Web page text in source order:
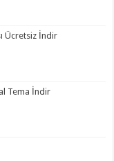
Ücretsiz İndir
Tema İndir